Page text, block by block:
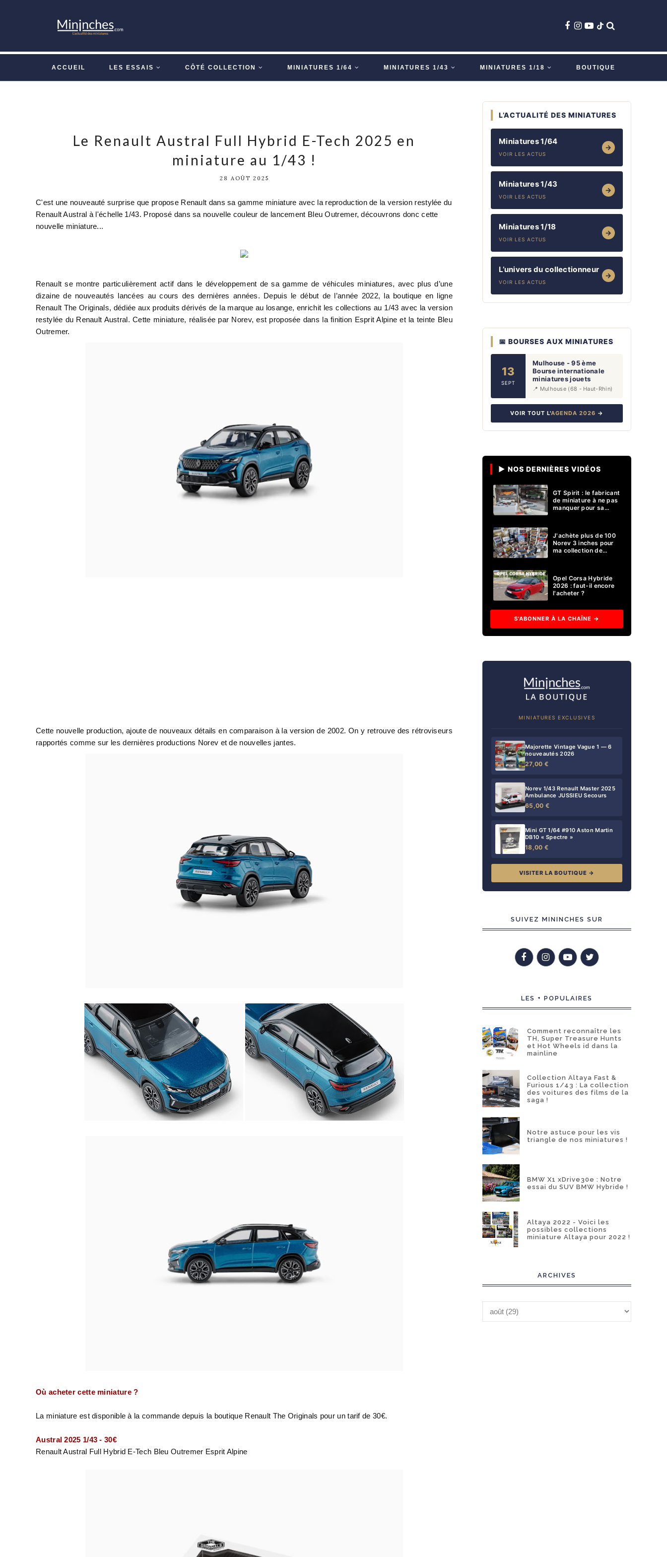
ACCUEIL LES ESSAIS CÔTÉ COLLECTION MINIATURES 1/64 MINIATURES 1/43 MINIATURES 1/18 BOUTIQUE
Le Renault Austral Full Hybrid E-Tech 2025 en
miniature au 1/43 !
28 AOÛT 2025
C'est une nouveauté surprise que propose Renault dans sa gamme miniature avec la reproduction de la version restylée du
Renault Austral à l'échelle 1/43. Proposé dans sa nouvelle couleur de lancement Bleu Outremer, découvrons donc cette
nouvelle miniature...
Renault se montre particulièrement actif dans le développement de sa gamme de véhicules miniatures, avec plus d’une
dizaine de nouveautés lancées au cours des dernières années. Depuis le début de l’année 2022, la boutique en ligne
Renault The Originals, dédiée aux produits dérivés de la marque au losange, enrichit les collections au 1/43 avec la version
restylée du Renault Austral. Cette miniature, réalisée par Norev, est proposée dans la finition Esprit Alpine et la teinte Bleu
Outremer.
Cette nouvelle production, ajoute de nouveaux détails en comparaison à la version de 2002. On y retrouve des rétroviseurs
rapportés comme sur les dernières productions Norev et de nouvelles jantes.
Où acheter cette miniature ?
La miniature est disponible à la commande depuis la boutique Renault The Originals pour un tarif de 30€.
Austral 2025 1/43 - 30€
Renault Austral Full Hybrid E-Tech Bleu Outremer Esprit Alpine
L’ACTUALITÉ DES MINIATURES
Miniatures 1/64
VOIR LES ACTUS
→
Miniatures 1/43
VOIR LES ACTUS
→
Miniatures 1/18
VOIR LES ACTUS
→
L’univers du collectionneur
VOIR LES ACTUS
→
📅 BOURSES AUX MINIATURES
13
SEPT
Mulhouse - 95 ème
Bourse internationale
miniatures jouets
📍 Mulhouse (68 - Haut-Rhin)
VOIR TOUT L'AGENDA 2026 →
▶ NOS DERNIÈRES VIDÉOS
GT Spirit : le fabricant
de miniature à ne pas
manquer pour sa
J'achète plus de 100
Norev 3 inches pour
ma collection de
Opel Corsa Hybride
2026 : faut-il encore
l'acheter ?
S'ABONNER À LA CHAÎNE →
MINIATURES EXCLUSIVES
Majorette Vintage Vague 1 — 6
nouveautés 2026
27,00 €
Norev 1/43 Renault Master 2025
Ambulance JUSSIEU Secours
65,00 €
Mini GT 1/64 #910 Aston Martin
DB10 « Spectre »
18,00 €
VISITER LA BOUTIQUE →
SUIVEZ MININCHES SUR
LES + POPULAIRES
Comment reconnaître les
TH, Super Treasure Hunts
et Hot Wheels id dans la
mainline
Collection Altaya Fast &
Furious 1/43 : La collection
des voitures des films de la
saga !
Notre astuce pour les vis
triangle de nos miniatures !
BMW X1 xDrive30e : Notre
essai du SUV BMW Hybride !
Altaya 2022 - Voici les
possibles collections
miniature Altaya pour 2022 !
ARCHIVES